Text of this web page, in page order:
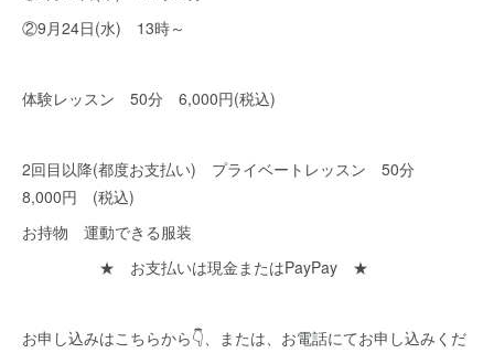
②9月24日(水) 13時～
体験レッスン 50分 6,000円(税込)
2回目以降(都度お支払い) プライベートレッスン 50分
8,000円 (税込)
お持物 運動できる服装
★ お支払いは現金またはPayPay ★
お申し込みはこちらから👇、または、お電話にてお申し込みくだ